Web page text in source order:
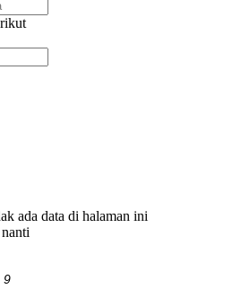
ada data di halaman ini
9